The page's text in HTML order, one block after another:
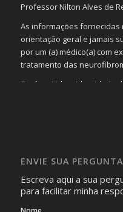
Professor Nilton Alves de
As informações
orientação geral e jamais
por um (a) médico(a) com
tratamento das
Será omitida a identidade
identificação da pessoa
ENVIE SUA PERGUNTA
Escreva aqui a sua
para facilitar minha